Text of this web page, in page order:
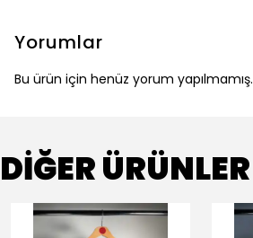
Yorumlar
Bu ürün için henüz yorum yapılmamış.
DİĞER ÜRÜNLER